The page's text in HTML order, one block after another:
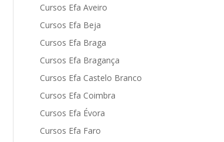
Cursos Efa Aveiro
Cursos Efa Beja
Cursos Efa Braga
Cursos Efa Bragança
Cursos Efa Castelo Branco
Cursos Efa Coimbra
Cursos Efa Évora
Cursos Efa Faro